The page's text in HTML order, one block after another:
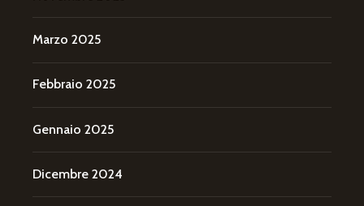
Marzo 2025
Febbraio 2025
Gennaio 2025
Dicembre 2024